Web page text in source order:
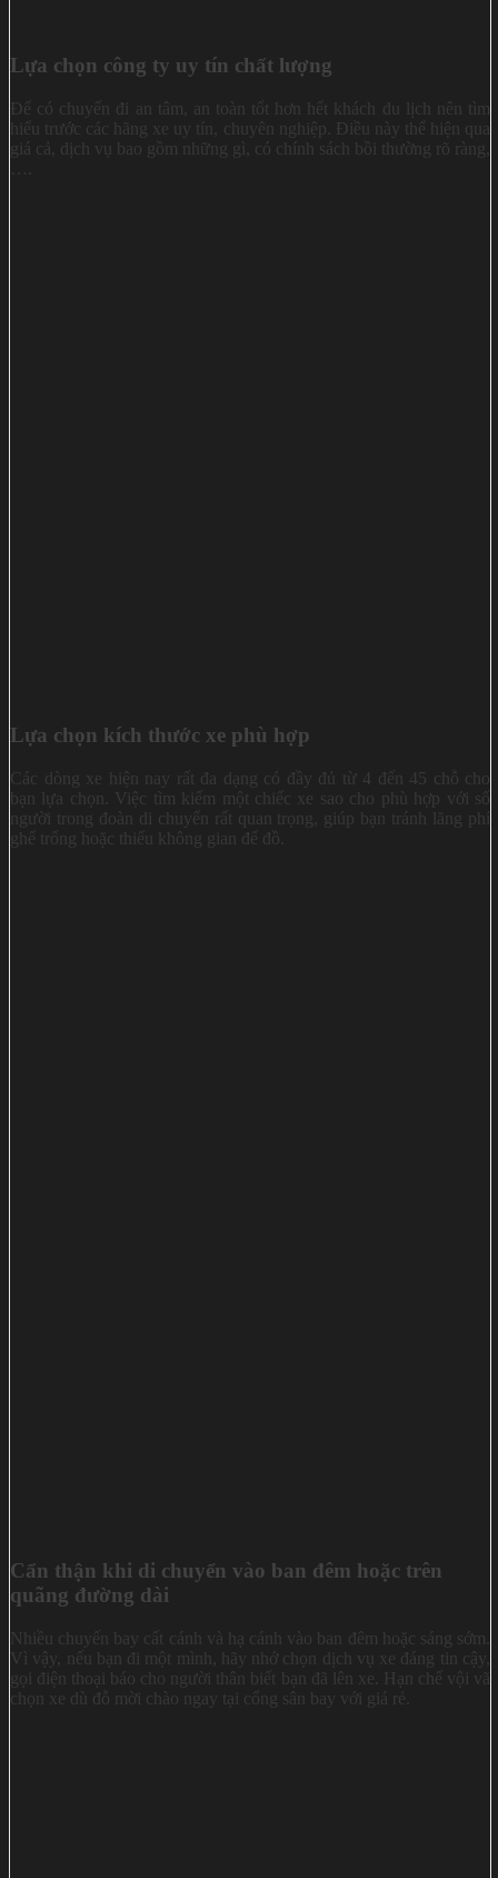
Lựa chọn công ty uy tín chất lượng
Để có chuyến đi an tâm, an toàn tốt hơn hết khách du lịch nên tìm
hiểu trước các hãng xe uy tín, chuyên nghiệp. Điều này thể hiện qua
giá cả, dịch vụ bao gồm những gì, có chính sách bồi thường rõ ràng,
….
Lựa chọn kích thước xe phù hợp
Các dòng xe hiện nay rất đa dạng có đầy đủ từ 4 đến 45 chỗ cho
bạn lựa chọn. Việc tìm kiếm một chiếc xe sao cho phù hợp với số
người trong đoàn di chuyển rất quan trọng, giúp bạn tránh lãng phí
ghế trống hoặc thiếu không gian để đồ.
Cẩn thận khi di chuyển vào ban đêm hoặc trên
quãng đường dài
Nhiều chuyến bay cất cánh và hạ cánh vào ban đêm hoặc sáng sớm.
Vì vậy, nếu bạn đi một mình, hãy nhớ chọn dịch vụ xe đáng tin cậy,
gọi điện thoại báo cho người thân biết bạn đã lên xe. Hạn chế vội vã
chọn xe dù đỗ mời chào ngay tại cổng sân bay với giá rẻ.